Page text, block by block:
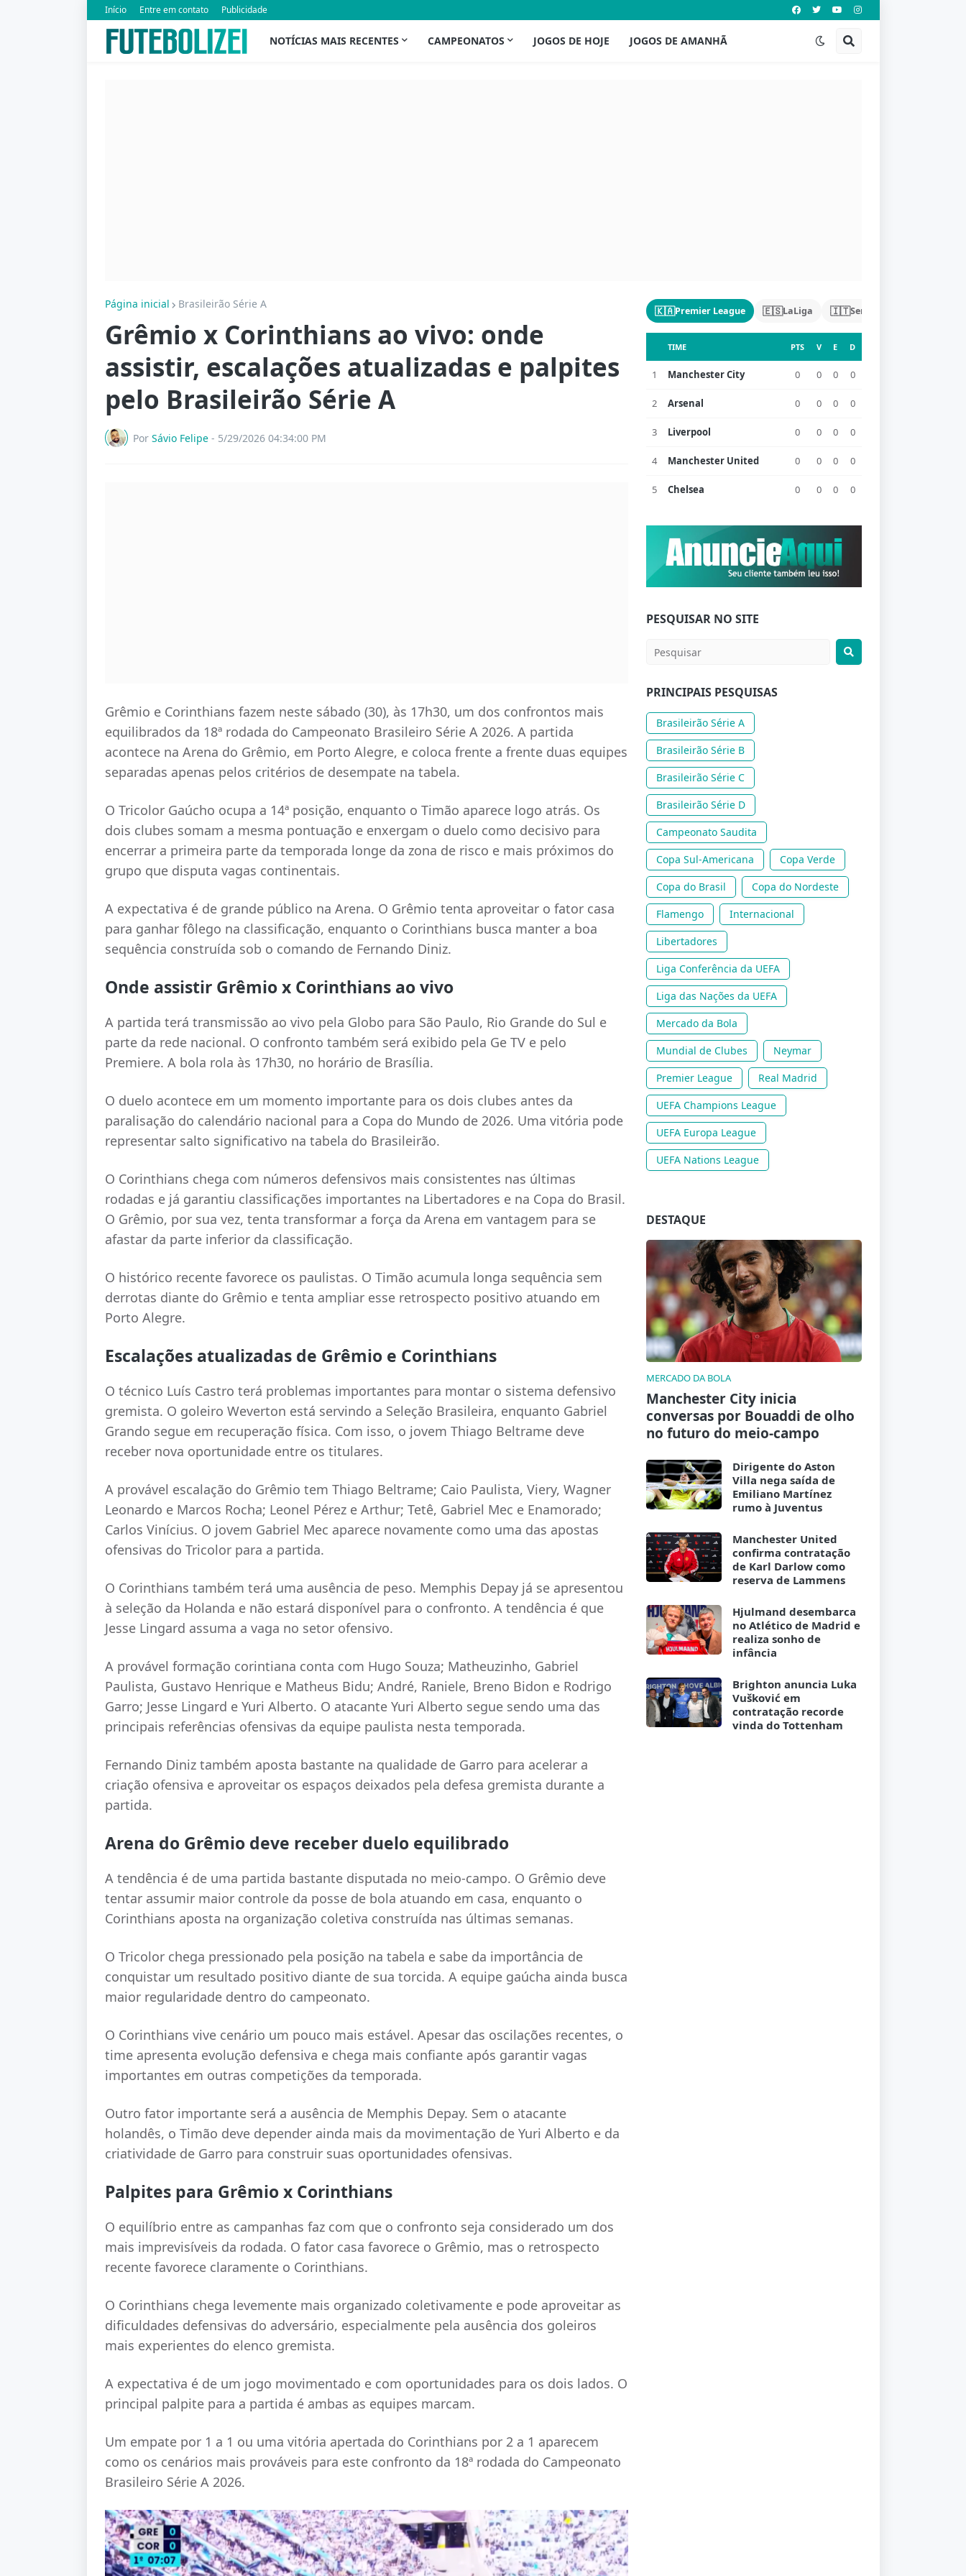
Início Entre em contato Publicidade
NOTÍCIAS MAIS RECENTES CAMPEONATOS JOGOS DE HOJE JOGOS DE AMANHÃ
Página inicial Brasileirão Série A
Grêmio x Corinthians ao vivo: onde
assistir, escalações atualizadas e palpites
pelo Brasileirão Série A
Por Sávio Felipe - 5/29/2026 04:34:00 PM
Grêmio e Corinthians fazem neste sábado (30), às 17h30, um dos confrontos mais
equilibrados da 18ª rodada do Campeonato Brasileiro Série A 2026. A partida
acontece na Arena do Grêmio, em Porto Alegre, e coloca frente a frente duas equipes
separadas apenas pelos critérios de desempate na tabela.
O Tricolor Gaúcho ocupa a 14ª posição, enquanto o Timão aparece logo atrás. Os
dois clubes somam a mesma pontuação e enxergam o duelo como decisivo para
encerrar a primeira parte da temporada longe da zona de risco e mais próximos do
grupo que disputa vagas continentais.
A expectativa é de grande público na Arena. O Grêmio tenta aproveitar o fator casa
para ganhar fôlego na classificação, enquanto o Corinthians busca manter a boa
sequência construída sob o comando de Fernando Diniz.
Onde assistir Grêmio x Corinthians ao vivo
A partida terá transmissão ao vivo pela Globo para São Paulo, Rio Grande do Sul e
parte da rede nacional. O confronto também será exibido pela Ge TV e pelo
Premiere. A bola rola às 17h30, no horário de Brasília.
O duelo acontece em um momento importante para os dois clubes antes da
paralisação do calendário nacional para a Copa do Mundo de 2026. Uma vitória pode
representar salto significativo na tabela do Brasileirão.
O Corinthians chega com números defensivos mais consistentes nas últimas
rodadas e já garantiu classificações importantes na Libertadores e na Copa do Brasil.
O Grêmio, por sua vez, tenta transformar a força da Arena em vantagem para se
afastar da parte inferior da classificação.
O histórico recente favorece os paulistas. O Timão acumula longa sequência sem
derrotas diante do Grêmio e tenta ampliar esse retrospecto positivo atuando em
Porto Alegre.
Escalações atualizadas de Grêmio e Corinthians
O técnico Luís Castro terá problemas importantes para montar o sistema defensivo
gremista. O goleiro Weverton está servindo a Seleção Brasileira, enquanto Gabriel
Grando segue em recuperação física. Com isso, o jovem Thiago Beltrame deve
receber nova oportunidade entre os titulares.
A provável escalação do Grêmio tem Thiago Beltrame; Caio Paulista, Viery, Wagner
Leonardo e Marcos Rocha; Leonel Pérez e Arthur; Tetê, Gabriel Mec e Enamorado;
Carlos Vinícius. O jovem Gabriel Mec aparece novamente como uma das apostas
ofensivas do Tricolor para a partida.
O Corinthians também terá uma ausência de peso. Memphis Depay já se apresentou
à seleção da Holanda e não estará disponível para o confronto. A tendência é que
Jesse Lingard assuma a vaga no setor ofensivo.
A provável formação corintiana conta com Hugo Souza; Matheuzinho, Gabriel
Paulista, Gustavo Henrique e Matheus Bidu; André, Raniele, Breno Bidon e Rodrigo
Garro; Jesse Lingard e Yuri Alberto. O atacante Yuri Alberto segue sendo uma das
principais referências ofensivas da equipe paulista nesta temporada.
Fernando Diniz também aposta bastante na qualidade de Garro para acelerar a
criação ofensiva e aproveitar os espaços deixados pela defesa gremista durante a
partida.
Arena do Grêmio deve receber duelo equilibrado
A tendência é de uma partida bastante disputada no meio-campo. O Grêmio deve
tentar assumir maior controle da posse de bola atuando em casa, enquanto o
Corinthians aposta na organização coletiva construída nas últimas semanas.
O Tricolor chega pressionado pela posição na tabela e sabe da importância de
conquistar um resultado positivo diante de sua torcida. A equipe gaúcha ainda busca
maior regularidade dentro do campeonato.
O Corinthians vive cenário um pouco mais estável. Apesar das oscilações recentes, o
time apresenta evolução defensiva e chega mais confiante após garantir vagas
importantes em outras competições da temporada.
Outro fator importante será a ausência de Memphis Depay. Sem o atacante
holandês, o Timão deve depender ainda mais da movimentação de Yuri Alberto e da
criatividade de Garro para construir suas oportunidades ofensivas.
Palpites para Grêmio x Corinthians
O equilíbrio entre as campanhas faz com que o confronto seja considerado um dos
mais imprevisíveis da rodada. O fator casa favorece o Grêmio, mas o retrospecto
recente favorece claramente o Corinthians.
O Corinthians chega levemente mais organizado coletivamente e pode aproveitar as
dificuldades defensivas do adversário, especialmente pela ausência dos goleiros
mais experientes do elenco gremista.
A expectativa é de um jogo movimentado e com oportunidades para os dois lados. O
principal palpite para a partida é ambas as equipes marcam.
Um empate por 1 a 1 ou uma vitória apertada do Corinthians por 2 a 1 aparecem
como os cenários mais prováveis para este confronto da 18ª rodada do Campeonato
Brasileiro Série A 2026.
🇰🇦Premier League 🇪🇸LaLiga 🇮🇹Serie A
TIME PTS V E D
1 Manchester City 0 0 0 0
2 Arsenal 0 0 0 0
3 Liverpool 0 0 0 0
4 Manchester United 0 0 0 0
5 Chelsea 0 0 0 0
PESQUISAR NO SITE
PRINCIPAIS PESQUISAS
Brasileirão Série A
Brasileirão Série B
Brasileirão Série C
Brasileirão Série D
Campeonato Saudita
Copa Sul-Americana
Copa Verde
Copa do Brasil
Copa do Nordeste
Flamengo
Internacional
Libertadores
Liga Conferência da UEFA
Liga das Nações da UEFA
Mercado da Bola
Mundial de Clubes
Neymar
Premier League
Real Madrid
UEFA Champions League
UEFA Europa League
UEFA Nations League
DESTAQUE
MERCADO DA BOLA
Manchester City inicia
conversas por Bouaddi de olho
no futuro do meio-campo
Dirigente do Aston
Villa nega saída de
Emiliano Martínez
rumo à Juventus
Manchester United
confirma contratação
de Karl Darlow como
reserva de Lammens
Hjulmand desembarca
no Atlético de Madrid e
realiza sonho de
infância
Brighton anuncia Luka
Vušković em
contratação recorde
vinda do Tottenham